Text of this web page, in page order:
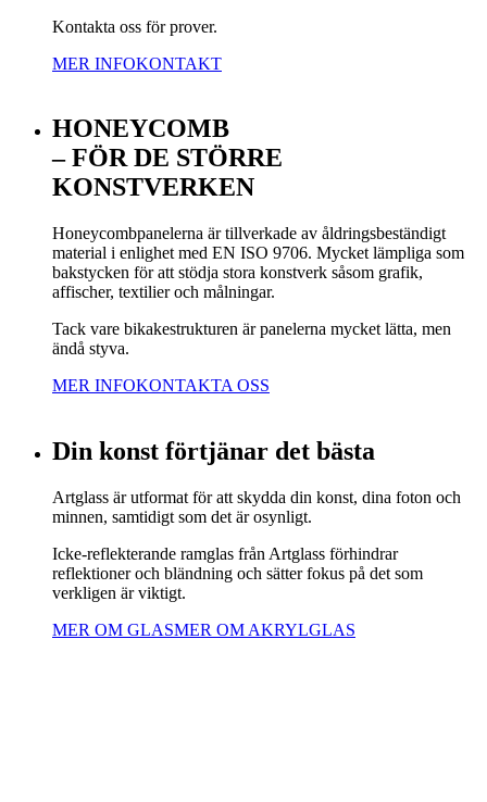
Kontakta oss för prover.
MER INFOKONTAKT
HONEYCOMB
– FÖR DE STÖRRE
KONSTVERKEN
Honeycombpanelerna är tillverkade av åldringsbeständigt
material i enlighet med EN ISO 9706. Mycket lämpliga som
bakstycken för att stödja stora konstverk såsom grafik,
affischer, textilier och målningar.
Tack vare bikakestrukturen är panelerna mycket lätta, men
ändå styva.
MER INFOKONTAKTA OSS
Din konst förtjänar det bästa
Artglass är utformat för att skydda din konst, dina foton och
minnen, samtidigt som det är osynligt.
Icke-reflekterande ramglas från Artglass förhindrar
reflektioner och bländning och sätter fokus på det som
verkligen är viktigt.
MER OM GLASMER OM AKRYLGLAS